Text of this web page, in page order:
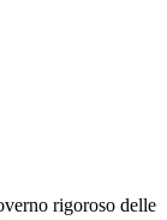
rigoroso delle